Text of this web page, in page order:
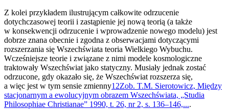
Z kolei przykładem ilustrującym całkowite odrzucenie
dotychczasowej teorii i zastąpienie jej nową teorią (a także
w konsekwencji odrzucenie i wprowadzenie nowego modelu) jest
dobrze znana obecnie i zgodna z obserwacjami dotyczącymi
rozszerzania się Wszechświata teoria Wielkiego Wybuchu.
Wcześniejsze teorie i związane z nimi modele kosmologiczne
traktowały Wszechświat jako statyczny. Musiały jednak zostać
odrzucone, gdy okazało się, że Wszechświat rozszerza się,
a więc jest w tym sensie zmienny12Zob. T.M. Sierotowicz, Między
stacjonarnym a ewolucyjnym obrazem Wszechświata, „Studia
Philosophiae Christianae” 1990, t. 26, nr 2, s. 136–146,....